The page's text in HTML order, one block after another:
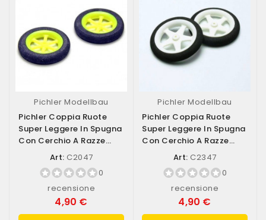
Pichler Modellbau
Pichler Coppia Ruote
Super Leggere In Spugna
Con Cerchio A Razze
Diametro...
Art: C2047
0
recensione
4,90 €
Pichler Modellbau
Pichler Coppia Ruote
Super Leggere In Spugna
Con Cerchio A Razze
Diametro...
Art: C2347
0
recensione
4,90 €